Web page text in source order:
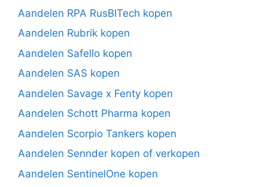
Aandelen RPA RusBITech kopen
Aandelen Rubrik kopen
Aandelen Safello kopen
Aandelen SAS kopen
Aandelen Savage x Fenty kopen
Aandelen Schott Pharma kopen
Aandelen Scorpio Tankers kopen
Aandelen Sennder kopen of verkopen
Aandelen SentinelOne kopen